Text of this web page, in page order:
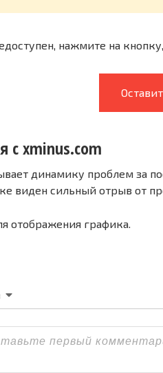
нажмите на
с xminus.com
динамику проблем за
виден сильный отрыв от
отображения графика.